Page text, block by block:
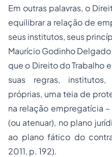
Em outras palavras, o
equilibrar a relação de
seus institutos, seus
Maurício Godinho
que o Direito do Trabalho
suas regras,
próprias, uma teia de
na relação empregatícia
(ou atenuar), no plano
ao plano fático do
2011, p. 192).